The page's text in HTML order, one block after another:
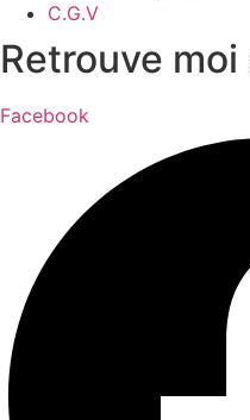
C.G.V
Retrouve moi
Facebook